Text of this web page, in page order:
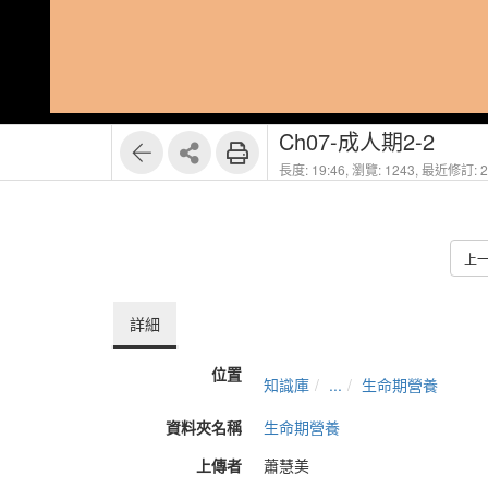
Ch07-成人期2-2
長度: 19:46, 瀏覽: 1243, 最近修訂:
上
詳細
位置 知識庫 ...
生命期營養
資料夾名稱
生命期營養
上傳者
蕭慧美